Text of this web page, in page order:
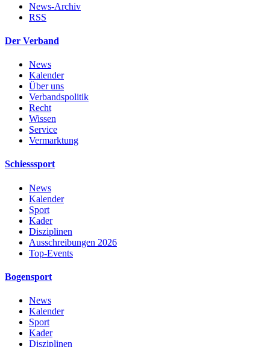
News-Archiv
RSS
Der Verband
News
Kalender
Über uns
Verbandspolitik
Recht
Wissen
Service
Vermarktung
Schiesssport
News
Kalender
Sport
Kader
Disziplinen
Ausschreibungen 2026
Top-Events
Bogensport
News
Kalender
Sport
Kader
Disziplinen